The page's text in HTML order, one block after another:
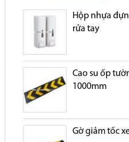
Xe dọn phòng khách sạn
Hộp nhựa
rửa tay
Cao su ốp
1000mm
Gờ giảm tốc